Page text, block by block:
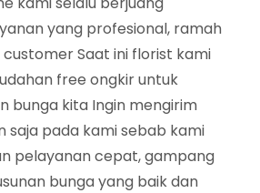
yang profesional, ramah
Saat ini florist kami
free ongkir untuk
bunga kita Ingin mengirim
saja pada kami sebab kami
pelayanan cepat, gampang
bunga yang baik dan